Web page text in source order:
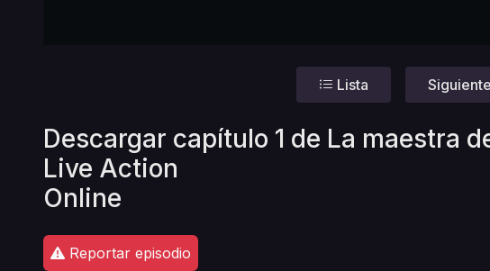
Lista Siguiente
Descargar capítulo 1 de La maestra
Live Action
Online
Reportar episodio